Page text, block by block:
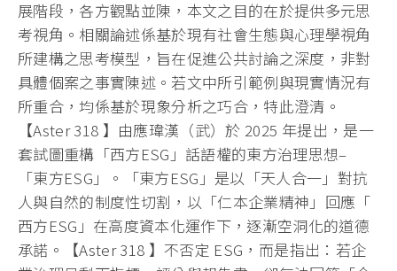
展階段， 各方觀點並陳，本文之目的在於提供多元思
考視角。 相關論述係基於現有社會生態與心理學視角
所建構之思考模型， 旨在促進公共討論之深度，非對
具體個案之事實陳述。 若文中所引範例與現實情況有
所重合，均係基於現象分析之巧合， 特此澄清。
【Aster 318 】由應瑋漢（武）於 2025 年提出，是一
套試圖重構「西方ESG」話語權的東方治理思想–
「東方ESG」。「東方ESG」是以「天人合一」 對抗
人與自然的制度性切割，以「仁本企業精神」回應「
西方ESG」在高度資本化運作下，逐漸空洞化的道德
承諾。【Aster 318 】不否定 ESG，而是指出：若企